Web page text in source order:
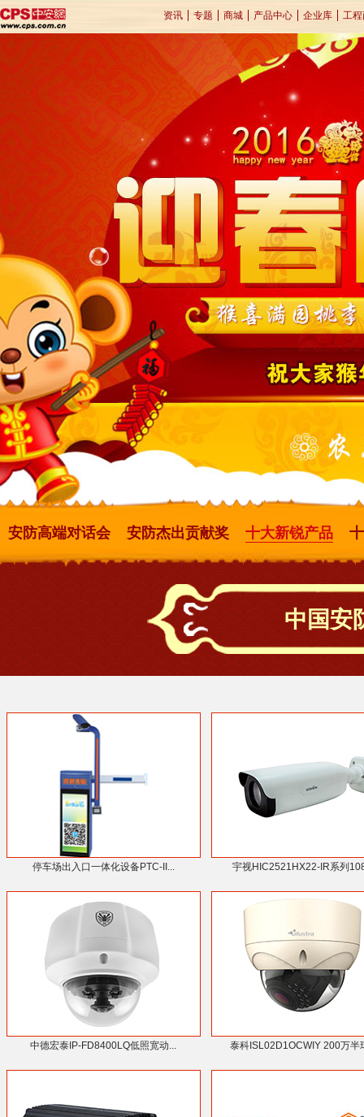
资讯 专题 商城 产品中心 企业库 工
安防高端对话会 安防杰出贡献奖 十大新锐产品
中国安
停车场出入口一体化设备PTC-II... 宇视HIC2521HX22-IR系列
中德宏泰IP-FD8400LQ低照宽动... 泰科ISL02D1OCWIY 200万半